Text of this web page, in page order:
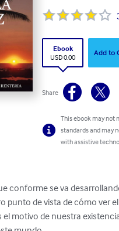
Ebook
USD 0.00
Add to
Share
This ebook may not
standards and may
with assistive
conforme se va
punto de vista de cómo ver
el motivo de nuestra